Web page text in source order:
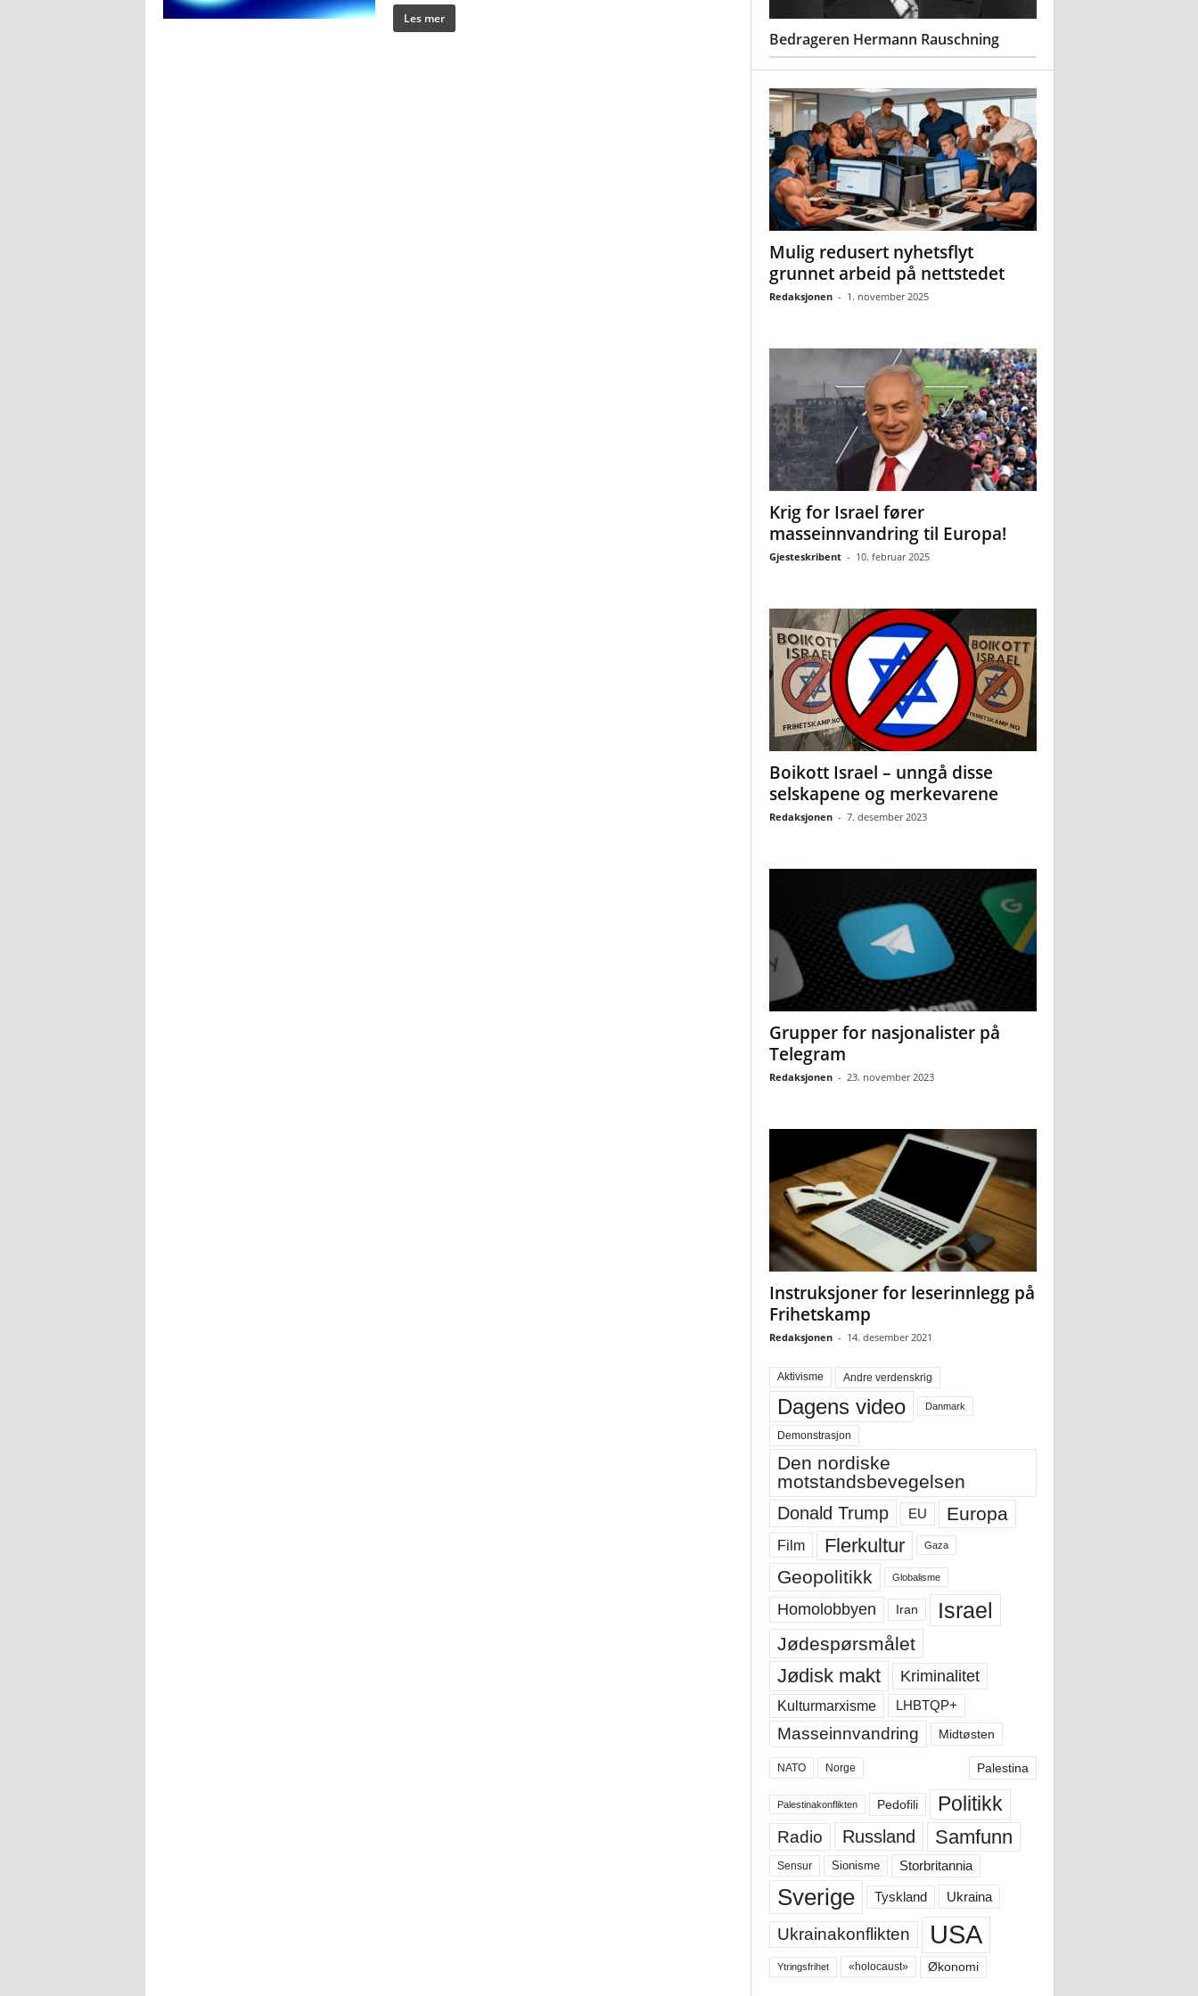
Les mer
Bedrageren Hermann Rauschning
Mulig redusert nyhetsflyt
grunnet arbeid på nettstedet
Redaksjonen - 1. november 2025
Krig for Israel fører
masseinnvandring til Europa!
Gjesteskribent - 10. februar 2025
Boikott Israel – unngå disse
selskapene og merkevarene
Redaksjonen - 7. desember 2023
Grupper for nasjonalister på
Telegram
Redaksjonen - 23. november 2023
Instruksjoner for leserinnlegg på
Frihetskamp
Redaksjonen - 14. desember 2021
Aktivisme Andre verdenskrig
Dagens video Danmark
Demonstrasjon
Den nordiske
motstandsbevegelsen
Donald Trump EU Europa
Film Flerkultur Gaza
Geopolitikk Globalisme
Homolobbyen Iran Israel
Jødespørsmålet
Jødisk makt Kriminalitet
Kulturmarxisme LHBTQP+
Masseinnvandring Midtøsten
NATO Norge Palestina
Palestinakonflikten Pedofili Politikk
Radio Russland Samfunn
Sensur Sionisme Storbritannia
Sverige Tyskland Ukraina
Ukrainakonflikten USA
Ytringsfrihet «holocaust» Økonomi